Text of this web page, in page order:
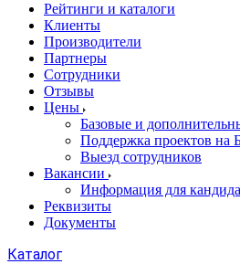
Рейтинги и каталоги
Клиенты
Производители
Партнеры
Сотрудники
Отзывы
Цены
Базовые и
Поддержка проектов на
Выезд сотрудников
Вакансии
Информация для
Реквизиты
Документы
Каталог